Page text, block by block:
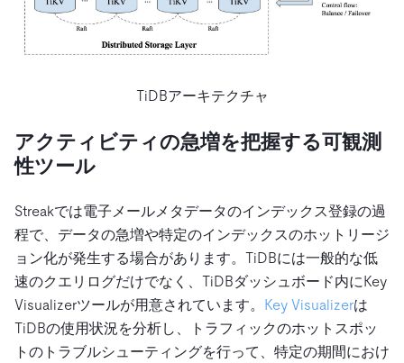
TiDBアーキテクチャ
アクティビティの急増を把握する可観測
性ツール
Streakでは電子メールメタデータのインデックス登録の過
程で、データの急増や特定のインデックスのホットリージ
ョン化が発生する場合があります。TiDBには一般的な低
速のクエリログだけでなく、TiDBダッシュボード内にKey
Visualizerツールが用意されています。 Key Visualizerは
TiDBの使用状況を分析し、トラフィックのホットスポッ
トのトラブルシューティングを行って、特定の期間におけ